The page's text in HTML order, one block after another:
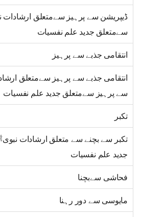
ڈیپریشن سے پرہیز سےمتعلق
سےمتعلق جدید علم نفسیات
انتقامی جذبے سے پرہیز
انتقامی جذبے سے پرہیز سےمتعلق
سے پرہیز سےمتعلق جدید علم نفسیات
تکبر
تکبر سے بچنے سے متعلق ارشادات
جدید علم نفسیات
فحاشی سےبچنا
مایوسی سے دور رہنا